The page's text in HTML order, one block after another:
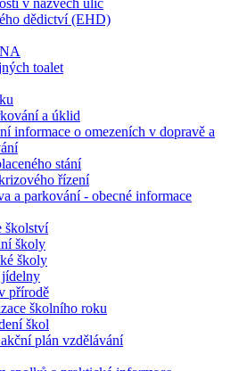
dědictví (EHD)
toalet
a úklid
informace o omezeních v dopravě a
stání
řízení
a parkování - obecné informace
školství
školy
školy
přírodě
školního roku
škol
plán vzdělávání